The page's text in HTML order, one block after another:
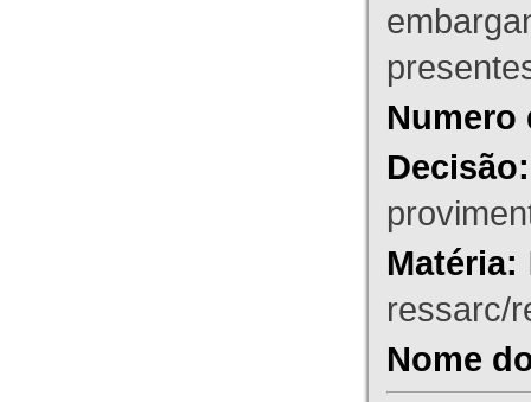
Numero
Decisão:
Matéria:
ressarc/
Nome